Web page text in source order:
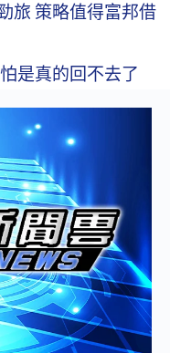
旅 策略值得富邦借
是真的回不去了